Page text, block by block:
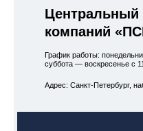
компаний
График работы:
суббота — воскресенье с
Адрес: Санкт-Петербург,